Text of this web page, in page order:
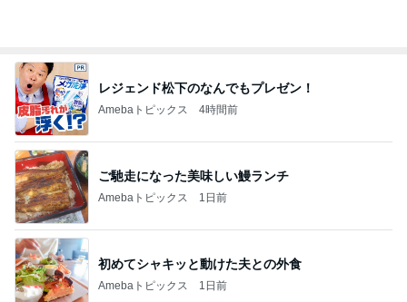
レジェンド松下のなんでもプレゼン！
Amebaトピックス 4時間前
ご馳走になった美味しい鰻ランチ
Amebaトピックス 1日前
初めてシャキッと動けた夫との外食
Amebaトピックス 1日前